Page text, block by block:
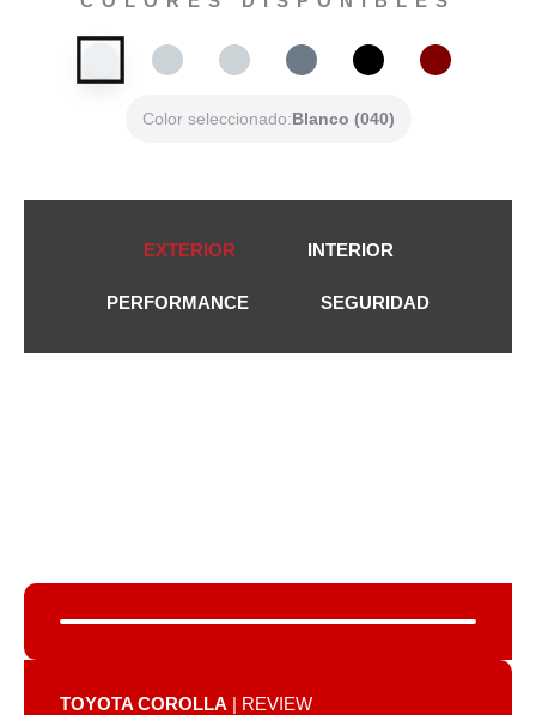
Color seleccionado:Blanco (040)
EXTERIOR INTERIOR
PERFORMANCE SEGURIDAD
TOYOTA COROLLA | REVIEW